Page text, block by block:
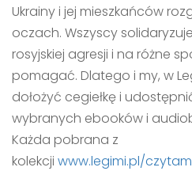
Ukrainy i jej mieszkańców
oczach. Wszyscy
rosyjskiej agresji i na różne
pomagać. Dlatego i my, w
dołożyć cegiełkę i
wybranych ebooków i
Każda pobrana z
kolekcji www.legimi.pl/